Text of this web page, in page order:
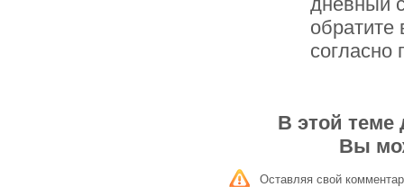
обратите
В этой теме
Вы
Оставляя свой